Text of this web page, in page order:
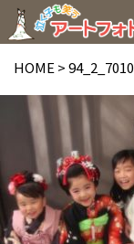
HOME >94_2_7010